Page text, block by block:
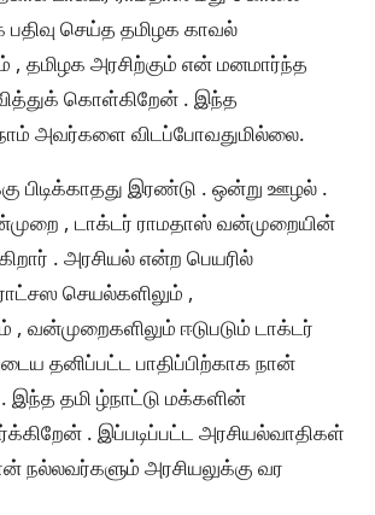
செய்த தமிழக காவல்
, தமிழக அரசிற்கும் என் மனமார்ந்த
கொள்கிறேன் . இந்த
நாம் அவர்களை விடப்போவதுமில்லை.
பிடிக்காதது இரண்டு . ஒன்று ஊழல் .
, டாக்டர் ராமதாஸ் வன்முறையின்
. அரசியல் என்ற பெயரில்
செயல்களிலும் ,
, வன்முறைகளிலும் ஈடுபடும் டாக்டர்
தனிப்பட்ட பாதிப்பிற்காக நான்
இந்த தமி ழ்நாட்டு மக்களின்
. இப்படிப்பட்ட அரசியல்வாதிகள்
நல்லவர்களும் அரசியலுக்கு வர